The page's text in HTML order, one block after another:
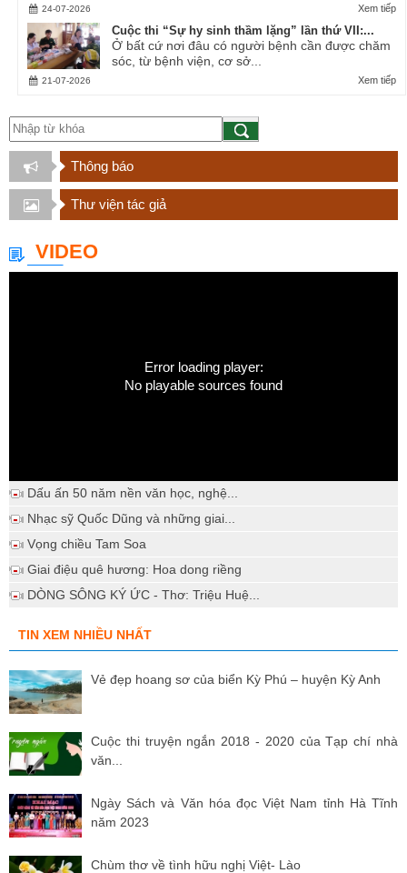
Xem tiếp
24-07-2026
Cuộc thi “Sự hy sinh thầm lặng” lần thứ VII:...
Ở bất cứ nơi đâu có người bệnh cần được chăm
sóc, từ bệnh viện, cơ sở...
Xem tiếp
21-07-2026
Thông báo
Thư viện tác giả
VIDEO
Error loading player:
No playable sources found
Dấu ấn 50 năm nền văn học, nghệ...
Nhạc sỹ Quốc Dũng và những giai...
Vọng chiều Tam Soa
Giai điệu quê hương: Hoa dong riềng
DÒNG SÔNG KÝ ỨC - Thơ: Triệu Huệ...
TIN XEM NHIỀU NHẤT
Vẻ đẹp hoang sơ của biển Kỳ Phú – huyện Kỳ Anh
Cuộc thi truyện ngắn 2018 - 2020 của Tạp chí nhà
văn...
Ngày Sách và Văn hóa đọc Việt Nam tỉnh Hà Tĩnh
năm 2023
Chùm thơ về tình hữu nghị Việt- Lào